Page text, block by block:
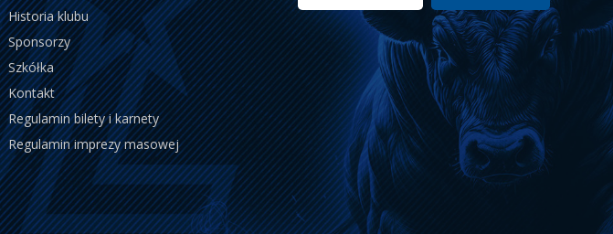
Historia klubu
Sponsorzy
Szkółka
Kontakt
Regulamin bilety i karnety
Regulamin imprezy masowej